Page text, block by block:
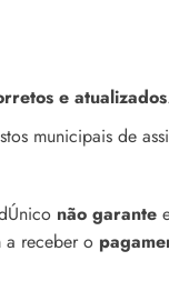
e atualizados
municipais de
não garante
a receber o